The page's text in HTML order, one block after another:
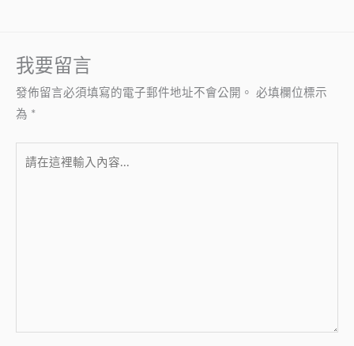
我要留言
發佈留言必須填寫的電子郵件地址不會公開。 必填欄位標示
為 *